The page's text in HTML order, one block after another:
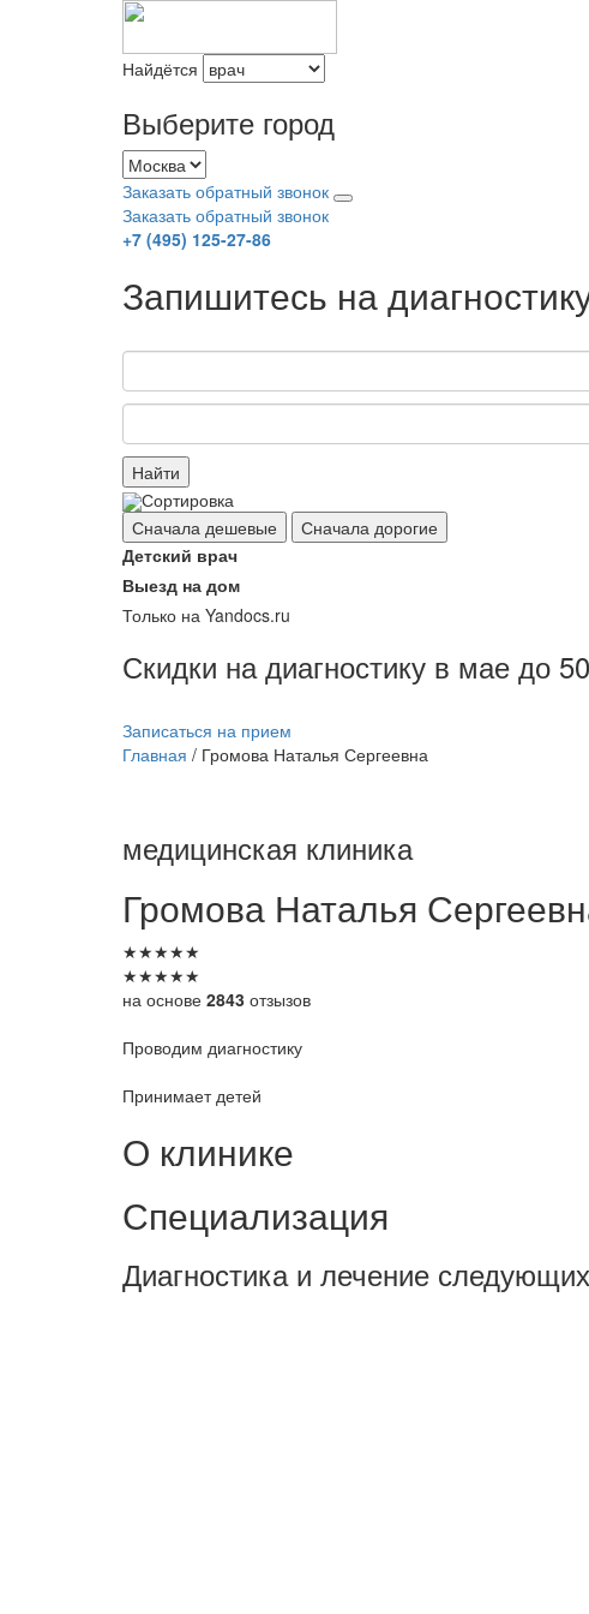
Найдётся
Выберите город
Заказать обратный звонок
Заказать обратный звонок
+7 (495) 125-27-86
Запишитесь на
Найти
Сортировка
Сначала дешевые
Сначала дорогие
Детский врач
Выезд на дом
Только на Yandocs.ru
Скидки на диагностику в мае до
Записаться на прием
Главная / Громова Наталья Сергеевна
медицинская клиника
Громова Наталья
★★★★★
★★★★★
на основе 2843 отзызов
Проводим диагностику
Принимает детей
О клинике
Специализация
Диагностика и лечение